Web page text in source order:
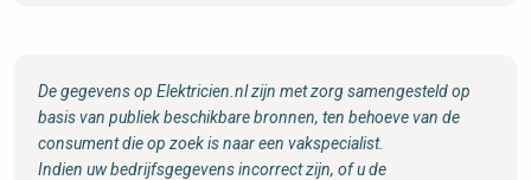
De gegevens op Elektricien.nl zijn met zorg samengesteld op
basis van publiek beschikbare bronnen, ten behoeve van de
consument die op zoek is naar een vakspecialist.
Indien uw bedrijfsgegevens incorrect zijn, of u de